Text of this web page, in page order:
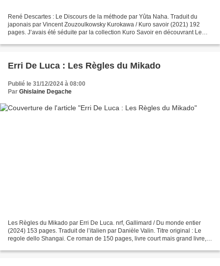
René Descartes : Le Discours de la méthode par Yûta Naha. Traduit du
japonais par Vincent Zouzoulkowsky Kurokawa / Kuro savoir (2021) 192
pages. J’avais été séduite par la collection Kuro Savoir en découvrant Le
Erri De Luca : Les Règles du Mikado
Publié le 31/12/2024 à 08:00
Par Ghislaine Degache
Les Règles du Mikado par Erri De Luca. nrf, Gallimard / Du monde entier
(2024) 153 pages. Traduit de l’italien par Danièle Valin. Titre original : Le
regole dello Shangai. Ce roman de 150 pages, livre court mais grand livre,